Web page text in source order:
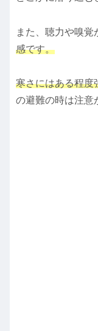
また、聴力や嗅
感です。
寒さにはある程度
の避難の時は注意